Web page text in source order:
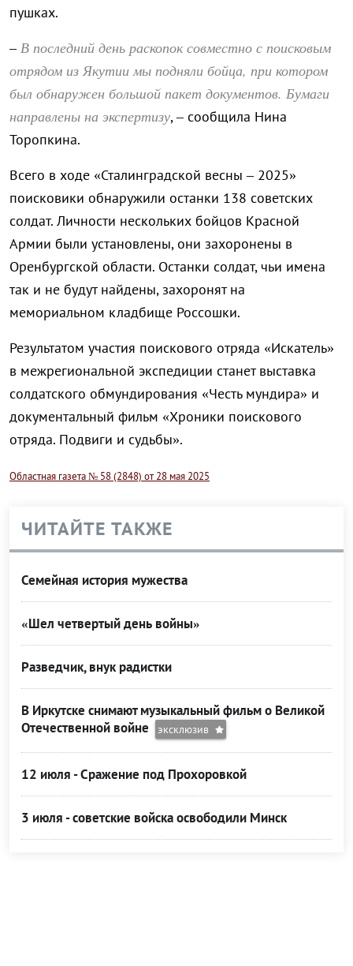
пушках.
–В последний день раскопок совместно с поисковым
отрядом из Якутии мы подняли бойца, при котором
был обнаружен большой пакет документов. Бумаги
направлены на экспертизу, – сообщила Нина
Торопкина.
Всего в ходе «Сталинградской весны – 2025»
поисковики обнаружили останки 138 советских
солдат. Личности нескольких бойцов Красной
Армии были установлены, они захоронены в
Оренбургской области. Останки солдат, чьи имена
так и не будут найдены, захоронят на
мемориальном кладбище Россошки.
Результатом участия поискового отряда «Искатель»
в межрегиональной экспедиции станет выставка
солдатского обмундирования «Честь мундира» и
документальный фильм «Хроники поискового
отряда. Подвиги и судьбы».
Областная газета № 58 (2848) от 28 мая 2025
ЧИТАЙТЕ ТАКЖЕ
Семейная история мужества
«Шел четвертый день войны»
Разведчик, внук радистки
В Иркутске снимают музыкальный фильм о Великой
Отечественной войне
эксклюзив
12 июля - Сражение под Прохоровкой
3 июля - советские войска освободили Минск